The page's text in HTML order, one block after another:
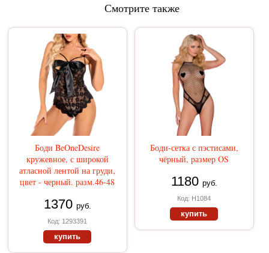
Смотрите также
Боди BeOneDesire
кружевное, с широкой
атласной лентой на груди,
цвет - черный. разм.46-48
1370 руб.
Код: 1293391
купить
Боди-сетка с пэстисами,
чёрный, размер OS
1180 руб.
Код: H1084
купить